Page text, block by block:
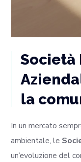
Società
la
In un mercato
ambientale, le
un’evoluzione del